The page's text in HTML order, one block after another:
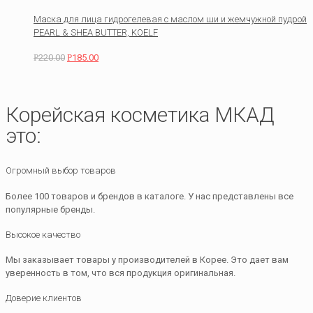
Маска для лица гидрогелевая с маслом ши и жемчужной пудрой
PEARL & SHEA BUTTER, KOELF
Р220.00 Р185.00
Корейская косметика МКАД
это:
Огромный выбор товаров
Более 100 товаров и брендов в каталоге. У нас представлены все
популярные бренды.
Высокое качество
Мы заказывает товары у производителей в Корее. Это дает вам
уверенность в том, что вся продукция оригинальная.
Доверие клиентов